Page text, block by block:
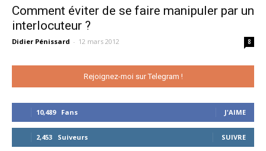
Comment éviter de se faire manipuler par un
interlocuteur ?
Didier Pénissard - 12 mars 2012 8
Rejoignez-moi sur Telegram !
10,489 Fans J'AIME
2,453 Suiveurs SUIVRE